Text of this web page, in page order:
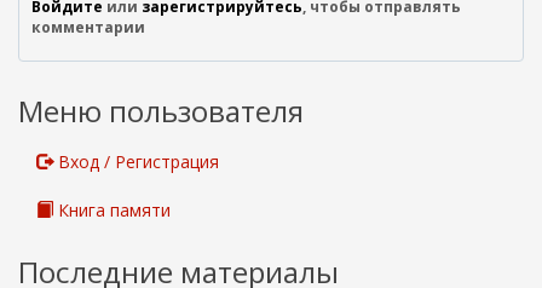
н
ш
Войдите или зарегистрируйтесь, чтобы отправлять
комментарии
Меню пользователя
Вход / Регистрация
Книга памяти
Последние материалы